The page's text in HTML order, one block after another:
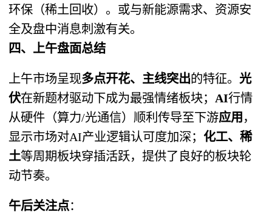
环保（稀土回收）。或与新能源需求、资源安
全及盘中消息刺激有关。
四、上午盘面总结
上午市场呈现多点开花、主线突出的特征。 光
伏在新题材驱动下成为最强情绪板块； AI行情
从硬件（算力/光通信）顺利传导至下游应用 ，
显示市场对AI产业逻辑认可度加深；化工、稀
土等周期板块穿插活跃，提供了良好的板块轮
动节奏。
午后关注点：